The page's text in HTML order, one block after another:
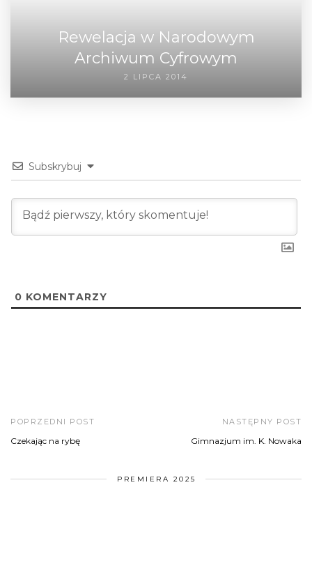
Rewelacja w Narodowym
Archiwum Cyfrowym
2 LIPCA 2014
Subskrybuj
0 KOMENTARZY
POPRZEDNI POST
Czekając na rybę
NASTĘPNY POST
Gimnazjum im. K. Nowaka
PREMIERA 2025